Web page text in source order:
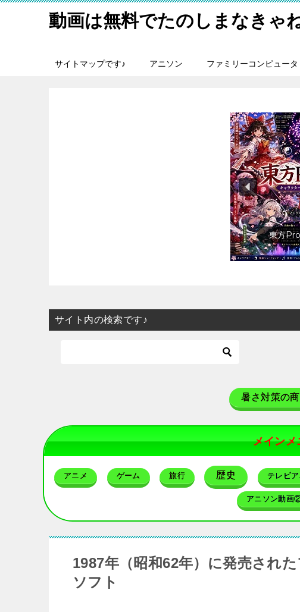
動画は無料でたのしまなきゃ
サイトマップです♪ アニソン ファミリーコンピュータ
歴史上の人物
サイト内の検索です♪
暑さ対策の
メインメ
アニメ ゲーム 旅行 歴史 テレビ
アニソン動画
1987年（昭和62年）に発売され
ソフト